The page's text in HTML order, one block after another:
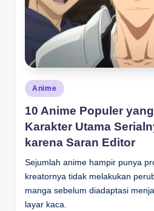
Posted
in
Anime
10 Anime Populer
Karakter Utama
karena Saran Editor
Sejumlah anime hampir punya
kreatornya tidak melakukan
manga sebelum diadaptasi
layar kaca.